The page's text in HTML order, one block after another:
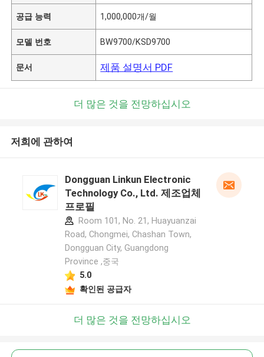
공급 능력 1,000,000개/월
모델 번호 BW9700/KSD9700
문서 제품 설명서 PDF
더 많은 것을 전망하십시오
저희에 관하여
Dongguan Linkun Electronic
Technology Co., Ltd. 제조업체
프로필
Room 101, No. 21, Huayuanzai
Road, Chongmei, Chashan Town,
Dongguan City, Guangdong
Province ,중국
5.0
확인된 공급자
더 많은 것을 전망하십시오